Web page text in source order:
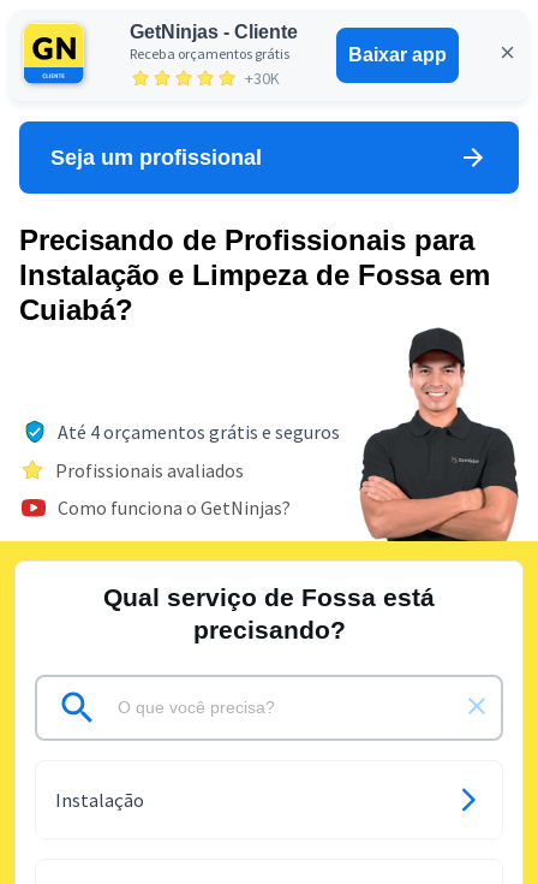
GetNinjas - Cliente
Receba orçamentos grátis
+30K
Baixar app
Entrar
Seja um profissional
Precisando de Profissionais para
Instalação e Limpeza de Fossa em
Cuiabá?
Até 4 orçamentos grátis e seguros
Profissionais avaliados
Como funciona o GetNinjas?
Qual serviço de Fossa está
precisando?
Instalação